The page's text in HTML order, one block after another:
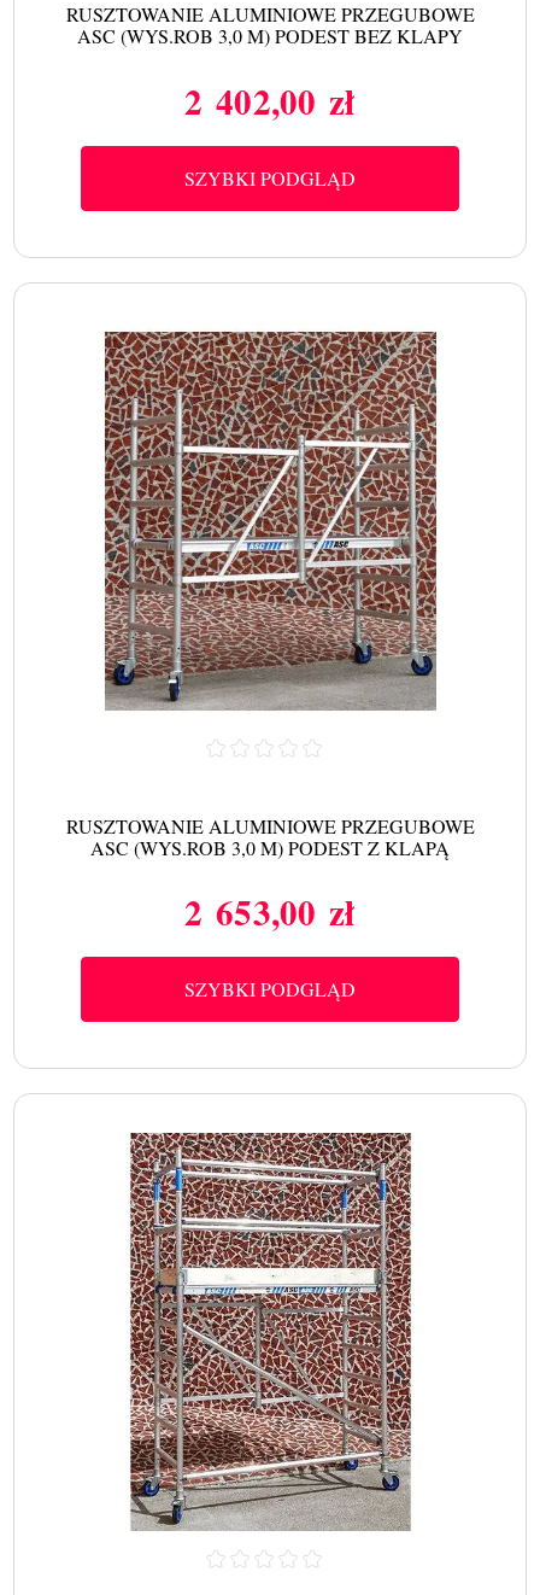
RUSZTOWANIE ALUMINIOWE PRZEGUBOWE
ASC (WYS.ROB 3,0 M) PODEST BEZ KLAPY
Cena
2 402,00 zł
SZYBKI PODGLĄD
RUSZTOWANIE ALUMINIOWE PRZEGUBOWE
ASC (WYS.ROB 3,0 M) PODEST Z KLAPĄ
Cena
2 653,00 zł
SZYBKI PODGLĄD